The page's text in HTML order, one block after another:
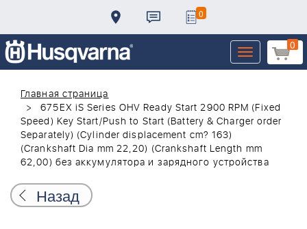
0
0
Toggle
navigation
Главная страница
675EX iS Series OHV Ready Start 2900 RPM (Fixed
Speed) Key Start/Push to Start (Battery & Charger order
Separately) (Cylinder displacement cm? 163)
(Crankshaft Dia mm 22,20) (Crankshaft Length mm
62,00) без аккумулятора и зарядного устройства
Назад